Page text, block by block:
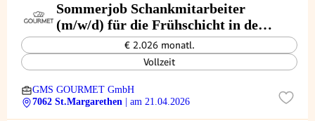
Sommerjob Schankmitarbeiter
(m/w/d) für die Frühschicht in der
Opernlounge€ 2.026 monatl.
Vollzeit
GMS GOURMET GmbH
7062 St.Margarethen
| am 21.04.2026